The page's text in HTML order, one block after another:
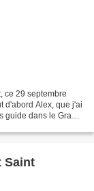
ce 29 septembre
d'abord Alex, que j'ai
dans le Grand
Saint